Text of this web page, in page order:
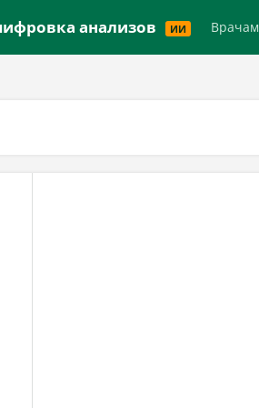
анализов ИИ Врачам